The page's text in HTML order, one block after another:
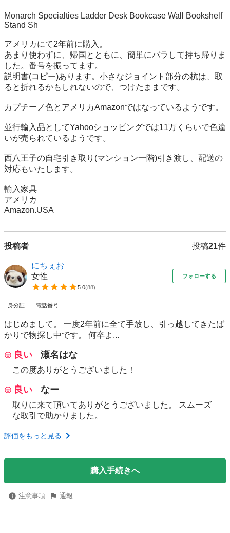
Monarch Specialties Ladder Desk Bookcase Wall Bookshelf
Stand Sh
アメリカにて2年前に購入。
あまり使わずに、帰国とともに、簡単にバラして持ち帰りま
した。番号を振ってます。
説明書(コピー)あります。小さなジョイント部分の杭は、取
ると折れるかもしれないので、つけたままです。
カプチーノ色とアメリカAmazonではなっているようです。
並行輸入品としてYahooショッピングでは11万くらいで色違
いが売られているようです。
西八王子の自宅引き取り(マンション一階)引き渡し、配送の
対応もいたします。
輸入家具
アメリカ
Amazon.USA
投稿者 投稿21件
にちぇお
女性
5.0(88)
フォローする
身分証 電話番号
はじめまして。 一度2年前に全て手放し、引っ越してきたば
かりで物探し中です。 何卒よ...
良い 瀬名はな
この度ありがとうございました！
良い なー
取りに来て頂いてありがとうございました。 スムーズ
な取引で助かりました。
評価をもっと見る
購入手続きへ
注意事項 通報